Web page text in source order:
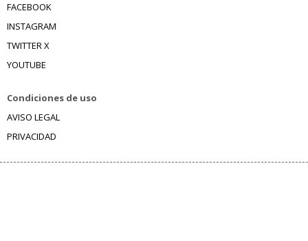
FACEBOOK
INSTAGRAM
TWITTER X
YOUTUBE
Condiciones de uso
AVISO LEGAL
PRIVACIDAD